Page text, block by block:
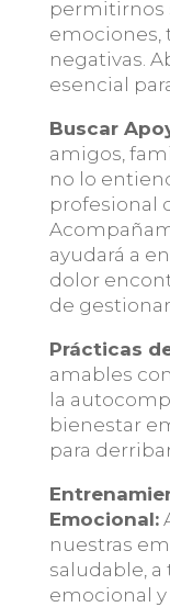
permitirnos
emociones,
negativas.
esencial
Buscar
amigos,
no lo
profesional
ayudará a
dolor
de
Prácticas
amables
la
bienestar
para
Emocional:
nuestras
saludable,
emocional y